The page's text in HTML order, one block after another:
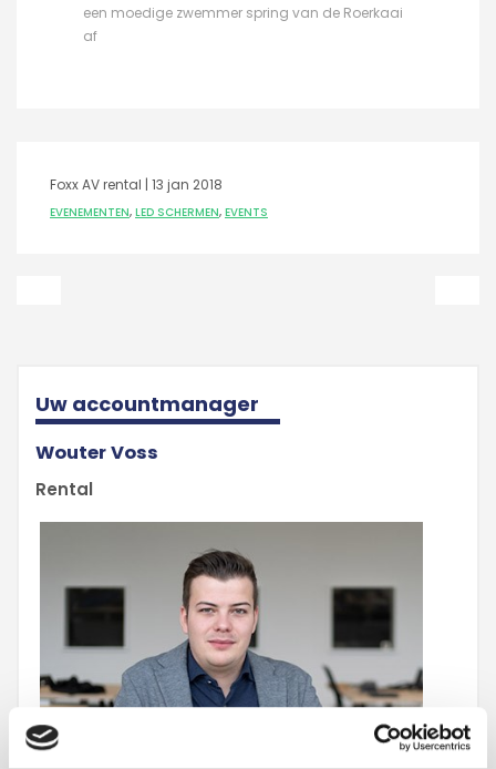
een moedige zwemmer spring van de Roerkaai
af
Foxx AV rental | 13 jan 2018
EVENEMENTEN, LED SCHERMEN, EVENTS
Uw accountmanager
Wouter Voss
Rental